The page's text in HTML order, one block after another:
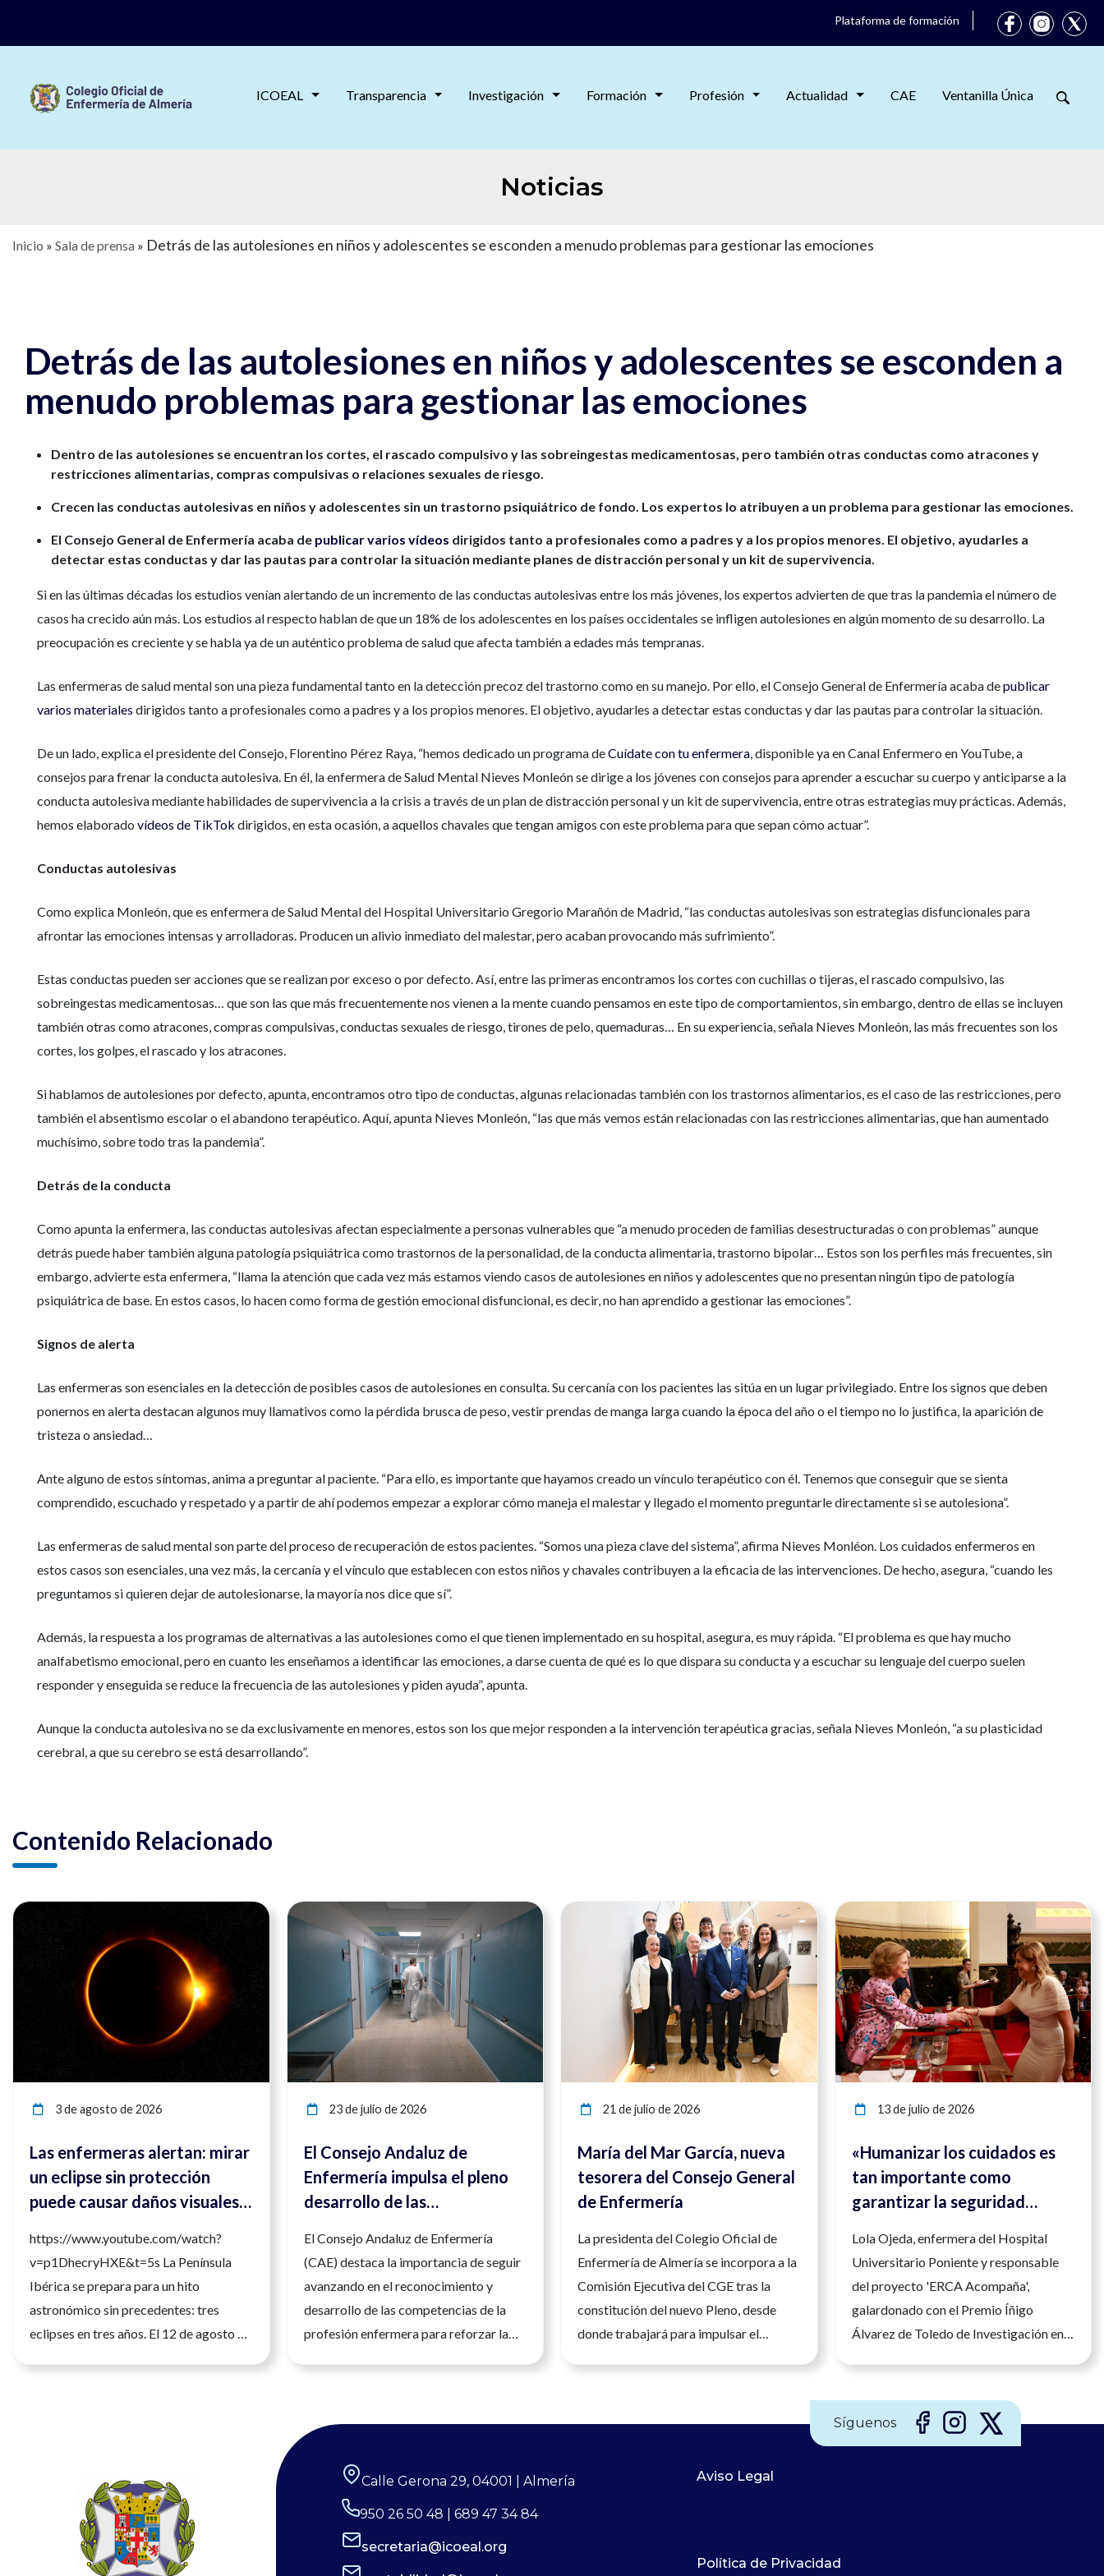
Plataforma de formación
ICOEAL Transparencia Investigación Formación Profesión Actualidad CAE Ventanilla Única
Noticias
Inicio » Sala de prensa » Detrás de las autolesiones en niños y adolescentes se esconden a menudo problemas para gestionar las emociones
Detrás de las autolesiones en niños y adolescentes se esconden a
menudo problemas para gestionar las emociones
Dentro de las autolesiones se encuentran los cortes, el rascado compulsivo y las sobreingestas medicamentosas, pero también otras conductas como atracones y
restricciones alimentarias, compras compulsivas o relaciones sexuales de riesgo.
Crecen las conductas autolesivas en niños y adolescentes sin un trastorno psiquiátrico de fondo. Los expertos lo atribuyen a un problema para gestionar las emociones.
El Consejo General de Enfermería acaba de publicar varios vídeos dirigidos tanto a profesionales como a padres y a los propios menores. El objetivo, ayudarles a
detectar estas conductas y dar las pautas para controlar la situación mediante planes de distracción personal y un kit de supervivencia.
Si en las últimas décadas los estudios venían alertando de un incremento de las conductas autolesivas entre los más jóvenes, los expertos advierten de que tras la pandemia el número de
casos ha crecido aún más. Los estudios al respecto hablan de que un 18% de los adolescentes en los países occidentales se infligen autolesiones en algún momento de su desarrollo. La
preocupación es creciente y se habla ya de un auténtico problema de salud que afecta también a edades más tempranas.
Las enfermeras de salud mental son una pieza fundamental tanto en la detección precoz del trastorno como en su manejo. Por ello, el Consejo General de Enfermería acaba depublicar
varios materiales dirigidos tanto a profesionales como a padres y a los propios menores. El objetivo, ayudarles a detectar estas conductas y dar las pautas para controlar la situación.
De un lado, explica el presidente del Consejo, Florentino Pérez Raya, “hemos dedicado un programa deCuídate con tu enfermera, disponible ya en Canal Enfermero en YouTube, a
consejos para frenar la conducta autolesiva. En él, la enfermera de Salud Mental Nieves Monleón se dirige a los jóvenes con consejos para aprender a escuchar su cuerpo y anticiparse a la
conducta autolesiva mediante habilidades de supervivencia a la crisis a través de un plan de distracción personal y un kit de supervivencia, entre otras estrategias muy prácticas. Además,
hemos elaborado vídeos de TikTok dirigidos, en esta ocasión, a aquellos chavales que tengan amigos con este problema para que sepan cómo actuar”.
Conductas autolesivas
Como explica Monleón, que es enfermera de Salud Mental del Hospital Universitario Gregorio Marañón de Madrid, “las conductas autolesivas son estrategias disfuncionales para
afrontar las emociones intensas y arrolladoras. Producen un alivio inmediato del malestar, pero acaban provocando más sufrimiento”.
Estas conductas pueden ser acciones que se realizan por exceso o por defecto. Así, entre las primeras encontramos los cortes con cuchillas o tijeras, el rascado compulsivo, las
sobreingestas medicamentosas… que son las que más frecuentemente nos vienen a la mente cuando pensamos en este tipo de comportamientos, sin embargo, dentro de ellas se incluyen
también otras como atracones, compras compulsivas, conductas sexuales de riesgo, tirones de pelo, quemaduras… En su experiencia, señala Nieves Monleón, las más frecuentes son los
cortes, los golpes, el rascado y los atracones.
Si hablamos de autolesiones por defecto, apunta, encontramos otro tipo de conductas, algunas relacionadas también con los trastornos alimentarios, es el caso de las restricciones, pero
también el absentismo escolar o el abandono terapéutico. Aquí, apunta Nieves Monleón, “las que más vemos están relacionadas con las restricciones alimentarias, que han aumentado
muchísimo, sobre todo tras la pandemia”.
Detrás de la conducta
Como apunta la enfermera, las conductas autolesivas afectan especialmente a personas vulnerables que “a menudo proceden de familias desestructuradas o con problemas” aunque
detrás puede haber también alguna patología psiquiátrica como trastornos de la personalidad, de la conducta alimentaria, trastorno bipolar… Estos son los perfiles más frecuentes, sin
embargo, advierte esta enfermera, “llama la atención que cada vez más estamos viendo casos de autolesiones en niños y adolescentes que no presentan ningún tipo de patología
psiquiátrica de base. En estos casos, lo hacen como forma de gestión emocional disfuncional, es decir, no han aprendido a gestionar las emociones”.
Signos de alerta
Las enfermeras son esenciales en la detección de posibles casos de autolesiones en consulta. Su cercanía con los pacientes las sitúa en un lugar privilegiado. Entre los signos que deben
ponernos en alerta destacan algunos muy llamativos como la pérdida brusca de peso, vestir prendas de manga larga cuando la época del año o el tiempo no lo justifica, la aparición de
tristeza o ansiedad…
Ante alguno de estos síntomas, anima a preguntar al paciente. “Para ello, es importante que hayamos creado un vínculo terapéutico con él. Tenemos que conseguir que se sienta
comprendido, escuchado y respetado y a partir de ahí podemos empezar a explorar cómo maneja el malestar y llegado el momento preguntarle directamente si se autolesiona”.
Las enfermeras de salud mental son parte del proceso de recuperación de estos pacientes. “Somos una pieza clave del sistema”, afirma Nieves Monléon. Los cuidados enfermeros en
estos casos son esenciales, una vez más, la cercanía y el vínculo que establecen con estos niños y chavales contribuyen a la eficacia de las intervenciones. De hecho, asegura, “cuando les
preguntamos si quieren dejar de autolesionarse, la mayoría nos dice que sí”.
Además, la respuesta a los programas de alternativas a las autolesiones como el que tienen implementado en su hospital, asegura, es muy rápida. “El problema es que hay mucho
analfabetismo emocional, pero en cuanto les enseñamos a identificar las emociones, a darse cuenta de qué es lo que dispara su conducta y a escuchar su lenguaje del cuerpo suelen
responder y enseguida se reduce la frecuencia de las autolesiones y piden ayuda”, apunta.
Aunque la conducta autolesiva no se da exclusivamente en menores, estos son los que mejor responden a la intervención terapéutica gracias, señala Nieves Monleón, “a su plasticidad
cerebral, a que su cerebro se está desarrollando”.
Contenido Relacionado
3 de agosto de 2026
Las enfermeras alertan: mirar
un eclipse sin protección
puede causar daños visuales
https://www.youtube.com/watch?
v=p1DhecryHXE&t=5s La Península
Ibérica se prepara para un hito
astronómico sin precedentes: tres
eclipses en tres años. El 12 de agosto de
será fascinante, pero la seguridad visual
es un factor crítico que preocupa a los
expertos, y la diferencia entre un
recuerdo insuperable y una lesión
irreversible. Por ello, el Consejo
Ver noticia
23 de julio de 2026
El Consejo Andaluz de
Enfermería impulsa el pleno
desarrollo de las
para reforzar la seguridad y
la calidad asistencial
El Consejo Andaluz de Enfermería
(CAE) destaca la importancia de seguir
avanzando en el reconocimiento y
desarrollo de las competencias de la
profesión enfermera para reforzar la
profesión sanitaria universitaria, con
humana cada vez más avanzada, que
desempeña un papel esencial en todos
los niveles del sistema sanitario. Su
desarrollo profesional permite ejercer
con plenitud sus competencias y
Ver noticia
21 de julio de 2026
María del Mar García, nueva
tesorera del Consejo General
de Enfermería
La presidenta del Colegio Oficial de
Enfermería de Almería se incorpora a la
Comisión Ejecutiva del CGE tras la
constitución del nuevo Pleno, desde
donde trabajará para impulsar el
del Mar García Martín, ha tomado hoy
Consejo General de Enfermería (CGE),
nombramiento se ha producido durante
Ver noticia
13 de julio de 2026
«Humanizar los cuidados es
tan importante como
garantizar la seguridad
Lola Ojeda, enfermera del Hospital
Universitario Poniente y responsable
del proyecto 'ERCA Acompaña',
galardonado con el Premio Íñigo
Álvarez de Toledo de Investigación en
que acompaña a los pacientes renales
en uno de los momentos más difíciles de
Ver noticia
Síguenos
Calle Gerona 29, 04001 | Almería
950 26 50 48 | 689 47 34 84
secretaria@icoeal.org
Aviso Legal
Política de Privacidad